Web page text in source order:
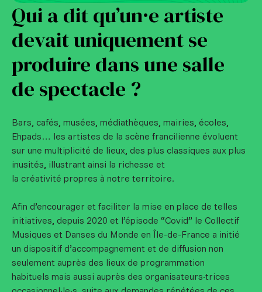
Qui a dit qu’un·e artiste
devait uniquement se
produire dans une salle
de spectacle ?
Bars, cafés, musées, médiathèques, mairies, écoles,
Ehpads… les artistes de la scène francilienne évoluent
sur une multiplicité de lieux, des plus classiques aux plus
inusités, illustrant ainsi la richesse et
la créativité propres à notre territoire.
Afin d’encourager et faciliter la mise en place de telles
initiatives, depuis 2020 et l’épisode “Covid” le Collectif
Musiques et Danses du Monde en Île-de-France a initié
un dispositif d’accompagnement et de diffusion non
seulement auprès des lieux de programmation
habituels mais aussi auprès des organisateurs·trices